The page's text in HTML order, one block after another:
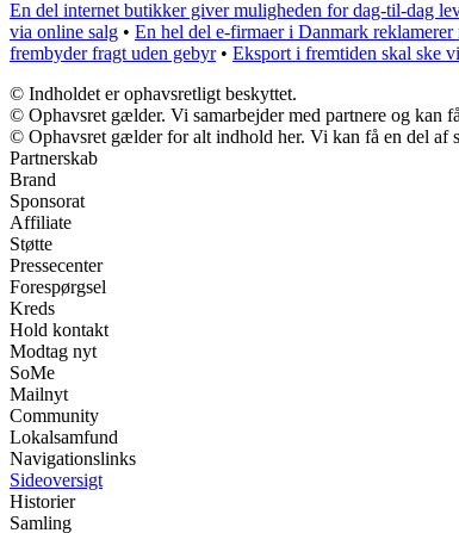
En del internet butikker giver muligheden for dag-til-dag
via online salg • En hel del e-firmaer i Danmark
frembyder fragt uden gebyr• Eksport i fremtiden skal ske
© Indholdet er ophavsretligt beskyttet.
© Ophavsret gælder. Vi samarbejder med partnere og kan
© Ophavsret gælder for alt indhold her. Vi kan få en del af
Partnerskab
Brand
Sponsorat
Affiliate
Støtte
Pressecenter
Forespørgsel
Kreds
Hold kontakt
Modtag nyt
SoMe
Mailnyt
Community
Lokalsamfund
Navigationslinks
Sideoversigt
Historier
Samling